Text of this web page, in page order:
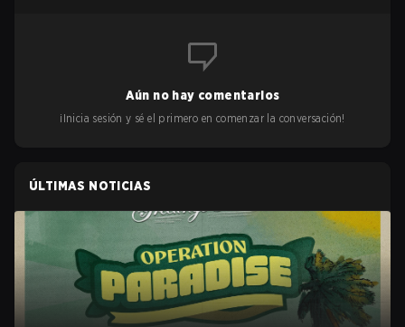
Aún no hay comentarios
¡Inicia sesión y sé el primero en comenzar la conversación!
ÚLTIMAS NOTICIAS